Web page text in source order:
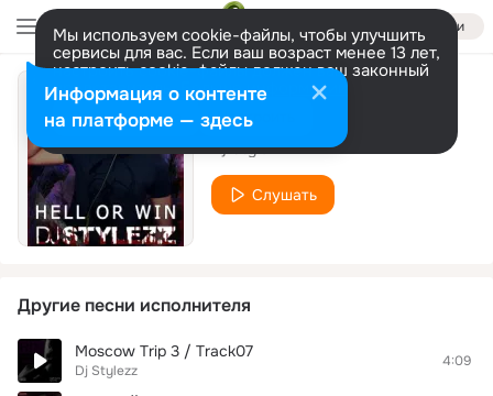
Войти
Мы используем cookie-файлы, чтобы улучшить
сервисы для вас. Если ваш возраст менее 13 лет,
настроить cookie-файлы должен ваш законный
представитель. Больше информации
Разрешить все Настроить
Dj Stylezz
Dj Stylezz
Слушать
Другие песни исполнителя
Moscow Trip 3 / Track07
Dj Stylezz
4:09
Информация о контенте
на платформе — здесь